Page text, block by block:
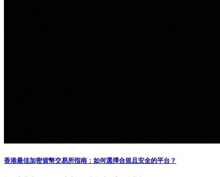
香港最佳加密貨幣交易所指南：如何選擇合規且安全的平台？